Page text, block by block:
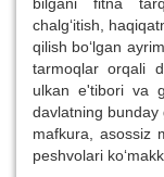
chalg‘itish,
qilish bo‘lgan
tarmoqlar orqali
ulkan e'tibori va
davlatning bunday
mafkura, asossiz
peshvolari